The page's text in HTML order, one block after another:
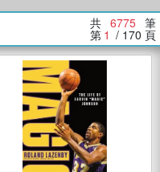
共 6775 筆
第 1 / 170 頁